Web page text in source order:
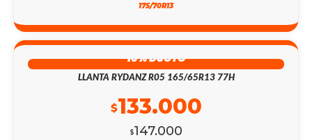
175/70R13
10% DSCTO
LLANTA RYDANZ R05 165/65R13 77H
$147.000
$133.000